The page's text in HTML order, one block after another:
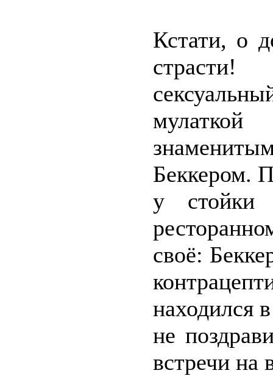
Кстати, о
Беккером.
у стойки
своё:
находился
не
встречи на